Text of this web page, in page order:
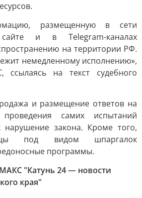
размещенную в сети
и в Telegram-каналах
на территории РФ.
немедленному исполнению»,
на текст судебного
и размещение ответов на
самих испытаний
нарушение закона. Кроме того,
под видом шпаргалок
программы.
"Катунь 24 — новости
края"